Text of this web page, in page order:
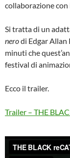
collaborazione con
Si tratta di un
nerodi Edgar Allan
minuti che
festival di
Ecco il trailer.
Trailer – THE